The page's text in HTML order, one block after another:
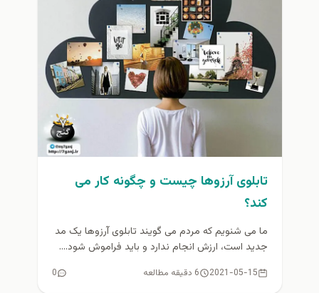
تابلوی آرزوها چیست و چگونه کار می
کند؟
ما می شنویم که مردم می گویند تابلوی آرزوها یک مد
جدید است، ارزش انجام ندارد و باید فراموش شود....
2021-05-15 6 دقیقه مطالعه 0